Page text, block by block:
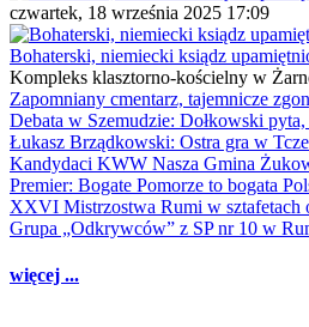
czwartek, 18 września 2025 17:09
Bohaterski, niemiecki ksiądz
Kompleks klasztorno-kościelny w
Zapomniany cmentarz, tajemnicze
Debata w Szemudzie: Dołkowski
Łukasz Brządkowski: Ostra gra w
Kandydaci KWW Nasza Gmina
Premier: Bogate Pomorze to bogata
XXVI Mistrzostwa Rumi w sztafetach
Grupa „Odkrywców” z SP nr 10 w
więcej ...